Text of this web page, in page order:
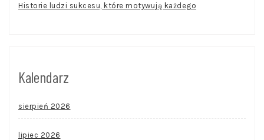
Historie ludzi sukcesu, które motywują każdego
Kalendarz
sierpień 2026
lipiec 2026